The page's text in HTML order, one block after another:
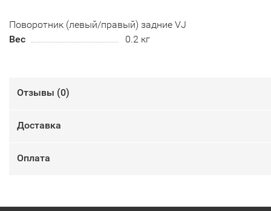
Поворотник (левый/правый) задние VJ
Вес
0.2 кг
Отзывы (0)
Доставка
Оплата